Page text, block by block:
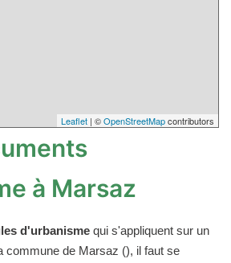
Leaflet | ©OpenStreetMapcontributors
à Marsaz
d'urbanisme qui s'appliquent sur un
commune de Marsaz (), il faut se